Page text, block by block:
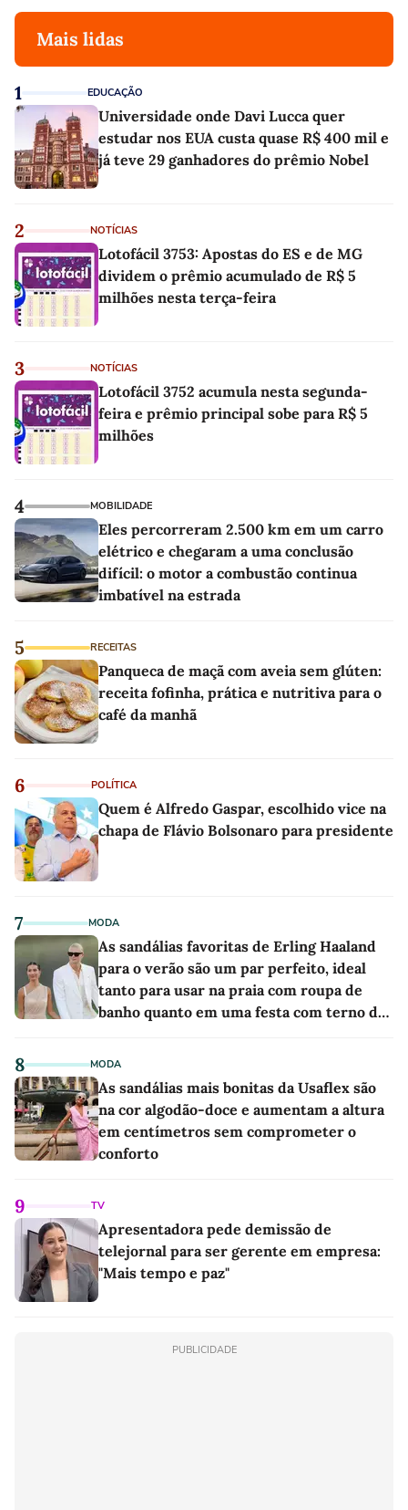
Mais lidas
1 EDUCAÇÃO
Universidade onde Davi Lucca quer
estudar nos EUA custa quase R$ 400 mil e
já teve 29 ganhadores do prêmio Nobel
2 NOTÍCIAS
Lotofácil 3753: Apostas do ES e de MG
dividem o prêmio acumulado de R$ 5
milhões nesta terça-feira
3 NOTÍCIAS
Lotofácil 3752 acumula nesta segunda-
feira e prêmio principal sobe para R$ 5
milhões
4 MOBILIDADE
Eles percorreram 2.500 km em um carro
elétrico e chegaram a uma conclusão
difícil: o motor a combustão continua
imbatível na estrada
5 RECEITAS
Panqueca de maçã com aveia sem glúten:
receita fofinha, prática e nutritiva para o
café da manhã
6 POLÍTICA
Quem é Alfredo Gaspar, escolhido vice na
chapa de Flávio Bolsonaro para presidente
7 MODA
As sandálias favoritas de Erling Haaland
para o verão são um par perfeito, ideal
tanto para usar na praia com roupa de
banho quanto em uma festa com terno de
8 MODA
As sandálias mais bonitas da Usaflex são
na cor algodão-doce e aumentam a altura
em centímetros sem comprometer o
conforto
9 TV
Apresentadora pede demissão de
telejornal para ser gerente em empresa:
"Mais tempo e paz"
PUBLICIDADE